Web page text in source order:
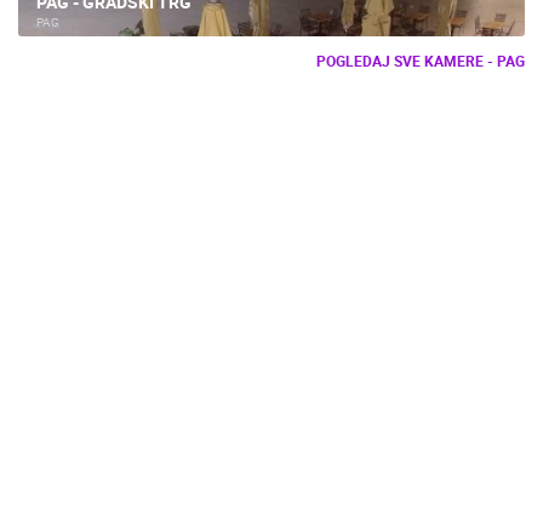
PAG
POGLEDAJ SVE KAMERE - PAG